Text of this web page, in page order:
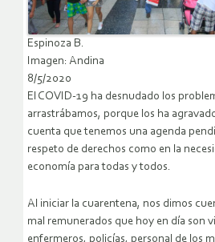
Espinoza B.
Imagen: Andina
8/5/2020
El COVID-19 ha desnudado los
arrastrábamos, porque los ha
cuenta que tenemos una agenda
respeto de derechos como en la
economía para todas y todos.
Al iniciar la cuarentena, nos dimos
mal remunerados que hoy en día son
enfermeros, policías, personal de los